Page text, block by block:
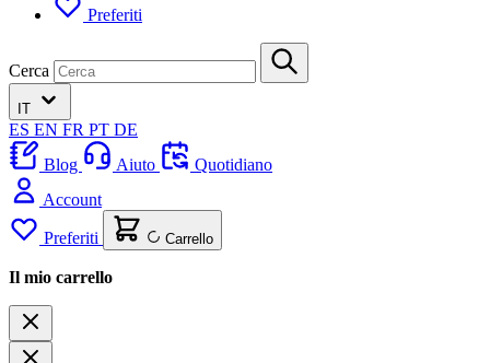
Preferiti
Cerca
IT
ES EN FR PT DE
Blog
Aiuto
Quotidiano
Account
Preferiti Carrello
Il mio carrello